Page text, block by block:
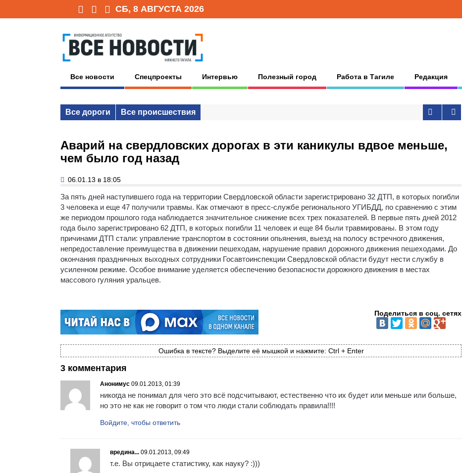
СБ, 8 АВГУСТА 2026
Все новости Спецпроекты Интервью Полезный город Работа в Тагиле Редакция
Все дороги Все происшествия
Аварий на свердловских дорогах в эти каникулы вдвое меньше,
чем было год назад
06.01.13 в 18:05
За пять дней наступившего года на территории Свердловской области зарегистрировано 32 ДТП, в которых погибли
3 человека и еще 47 получили травмы. Как отмечают в пресс-службе регионального УГИБДД, по сравнению с этим
же периодом прошлого года наблюдается значительное снижение всех трех показателей. В первые пять дней 2012
года было зарегистрировано 62 ДТП, в которых погибли 11 человек и еще 84 были травмированы. В этом году
причинами ДТП стали: управление транспортом в состоянии опьянения, выезд на полосу встречного движения,
непредоставление преимущества в движении пешеходам, нарушение правил дорожного движения пешеходами. До
окончания праздничных выходных сотрудники Госавтоинспекции Свердловской области будут нести службу в
усиленном режиме. Особое внимание уделяется обеспечению безопасности дорожного движения в местах
массового гуляния уральцев.
Поделиться в соц. сетях
Ошибка в тексте? Выделите её мышкой и нажмите: Ctrl + Enter
3 комментария
Анонимус 09.01.2013, 01:39
никогда не понимал для чего это всё подсчитывают, естественно что их будет или меньше или больше,
но это не как не говорит о том что люди стали соблюдать правила!!!!
Войдите, чтобы ответить
вредина... 09.01.2013, 09:49
т.е. Вы отрицаете статистику, как науку? :)))